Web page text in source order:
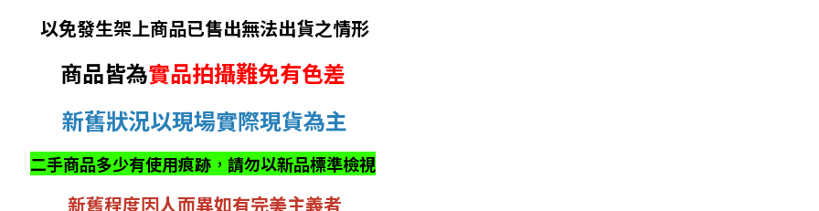
以免發生架上商品已售出無法出貨之情形
商品皆為實品拍攝難免有色差
新舊狀況以現場實際現貨為主
二手商品多少有使用痕跡 ， 請勿以新品標準檢視
新舊程度因人而異如有完美主義者